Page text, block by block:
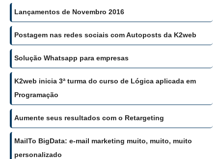
Lançamentos de Novembro 2016
Postagem nas redes sociais com Autoposts da K2web
Solução Whatsapp para empresas
K2web inicia 3ª turma do curso de Lógica aplicada em
Programação
Aumente seus resultados com o Retargeting
MailTo BigData: e-mail marketing muito, muito, muito
personalizado